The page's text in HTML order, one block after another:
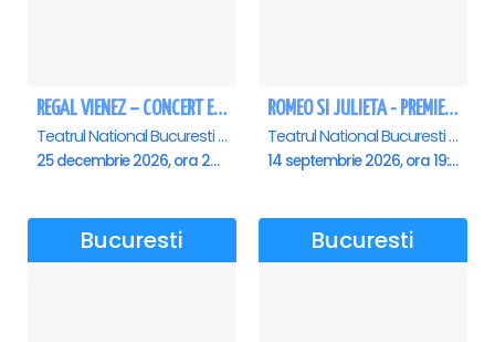
REGAL VIENEZ – CONCERT EXTRAORDINAR DE CRACIUN - Bucuresti
Teatrul National Bucuresti - Sala Ion Caramitru, Bucuresti
25 decembrie 2026, ora 20:00
ROMEO SI JULIETA - PREMIERA OFICIALA - Bucuresti
Teatrul National Bucuresti - Sala Ion Caramitru, Bucuresti
14 septembrie 2026, ora 19:00
Bucuresti Bucuresti